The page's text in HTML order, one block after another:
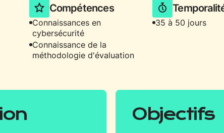
Compétences
Connaissances en
cybersécurité
Connaissance de la
méthodologie d'évaluation
35 à 50 jours
Objectifs